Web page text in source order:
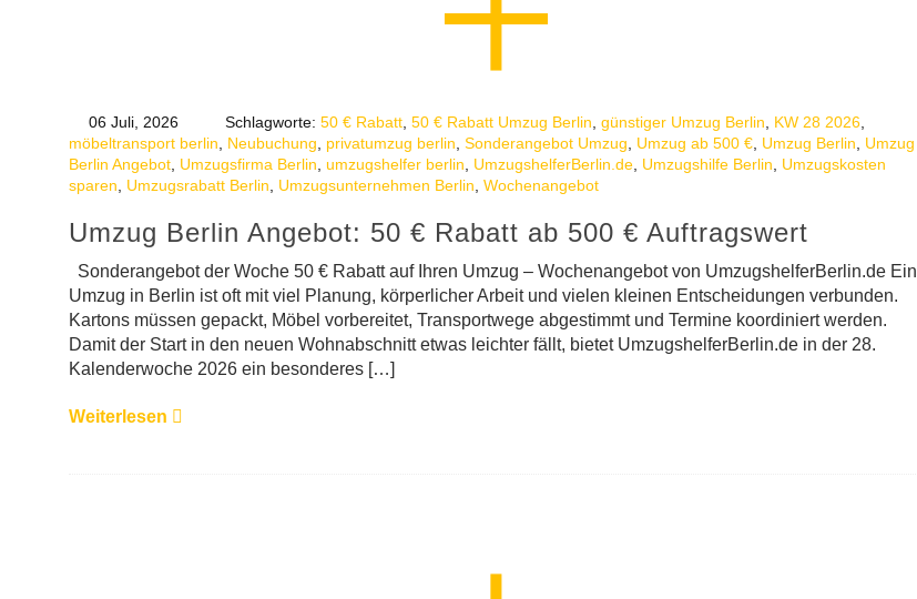
06 Juli, 2026 Schlagworte: 50 € Rabatt 50 € Rabatt Umzug Berlin günstiger Umzug Berlin KW 28 2026
möbeltransport berlin
Neubuchung privatumzug berlin Sonderangebot Umzug Umzug ab 500 € Umzug Berlin
Umzug
Berlin Angebot Umzugsfirma Berlin umzugshelfer berlin UmzugshelferBerlin.de Umzugshilfe Berlin
Umzugskosten
sparen
Umzugsrabatt Berlin Umzugsunternehmen Berlin Wochenangebot
Umzug Berlin Angebot: 50 € Rabatt ab 500 € Auftragswert
Sonderangebot der Woche 50 € Rabatt auf Ihren Umzug – Wochenangebot von UmzugshelferBerlin.de Ein
Umzug in Berlin ist oft mit viel Planung, körperlicher Arbeit und vielen kleinen Entscheidungen verbunden.
Kartons müssen gepackt, Möbel vorbereitet, Transportwege abgestimmt und Termine koordiniert werden.
Damit der Start in den neuen Wohnabschnitt etwas leichter fällt, bietet UmzugshelferBerlin.de in der 28.
Kalenderwoche 2026 ein besonderes […]
Weiterlesen